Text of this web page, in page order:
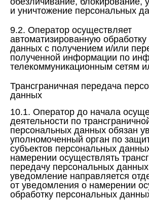
и уничтожение персональных
9.2. Оператор осуществляет
автоматизированную
данных с получением и/или
полученной информации по
телекоммуникационным сетям
Трансграничная передача
данных
10.1. Оператор до начала
деятельности по
персональных данных обязан
уполномоченный орган по
субъектов персональных
намерении осуществлять
передачу персональных данных
уведомление направляется
от уведомления о намерении
обработку персональных